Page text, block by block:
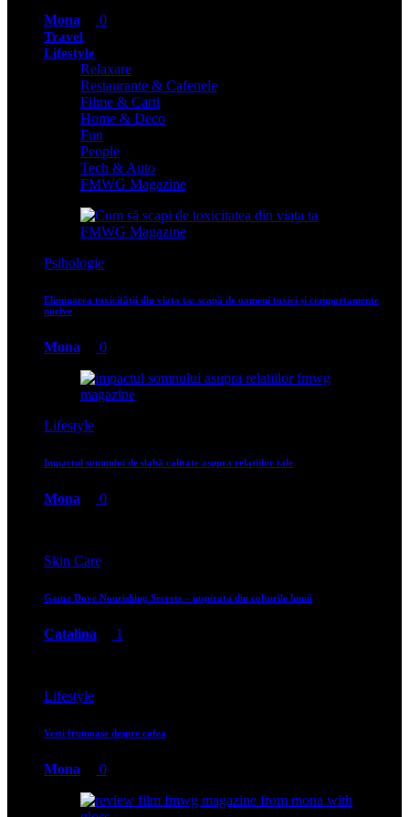
Mona 0
Travel
Lifestyle
Relaxare
Restaurante & Cafenele
Filme & Carti
Home & Deco
Fun
People
Tech & Auto
FMWG Magazine
Psihologie
Eliminarea toxicității din viața ta: scapă de oameni toxici și comportamente
nocive
Mona 0
Lifestyle
Impactul somnului de slabă calitate asupra relațiilor tale
Mona 0
Skin Care
Gama Dove Nourishing Secrets – inspirata din colturile lumii
Catalina 1
Lifestyle
Vesti frumoase despre cafea
Mona 0